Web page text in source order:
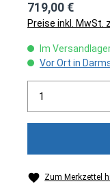
719,00 €
Preise inkl. MwSt.
Im
Vor Ort in
Produkt
Zum Merkzettel